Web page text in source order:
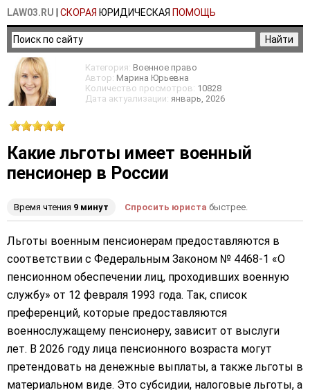
LAW03.RU СКОРАЯ ЮРИДИЧЕСКАЯ ПОМОЩЬ
Категория: Военное право
Автор: Марина Юрьевна
Количество просмотров: 10828
Дата актуализации: январь, 2026
Какие льготы имеет военный
пенсионер в России
Время чтения 9 минут Спросить юриста быстрее.
Льготы военным пенсионерам предоставляются в
соответствии с Федеральным Законом № 4468-1 «О
пенсионном обеспечении лиц, проходивших военную
службу» от 12 февраля 1993 года. Так, список
преференций, которые предоставляются
военнослужащему пенсионеру, зависит от выслуги
лет. В 2026 году лица пенсионного возраста могут
претендовать на денежные выплаты, а также льготы в
материальном виде. Это субсидии, налоговые льготы, а